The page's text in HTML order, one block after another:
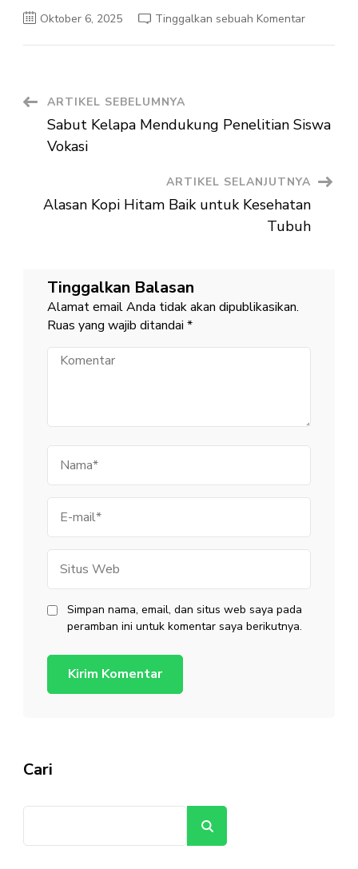
Oktober 6, 2025 Tinggalkan sebuah Komentarpada
Navigasi
Artikel
ARTIKEL SEBELUMNYA
Sabut Kelapa Mendukung Penelitian Siswa
Vokasi
ARTIKEL SELANJUTNYA
Alasan Kopi Hitam Baik untuk Kesehatan
Tubuh
Tinggalkan Balasan
Alamat email Anda tidak akan dipublikasikan.
Ruas yang wajib ditandai *
Komentar
mail
Web
Simpan nama, email, dan situs web saya pada
peramban ini untuk komentar saya berikutnya.
Cari